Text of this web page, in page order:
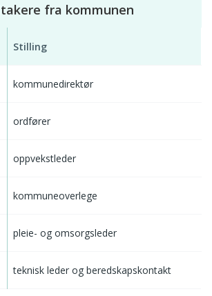
fra kommunen
Stilling
kommunedirektør
ordfører
oppvekstleder
kommuneoverlege
pleie- og omsorgsleder
teknisk leder og beredskapskontakt